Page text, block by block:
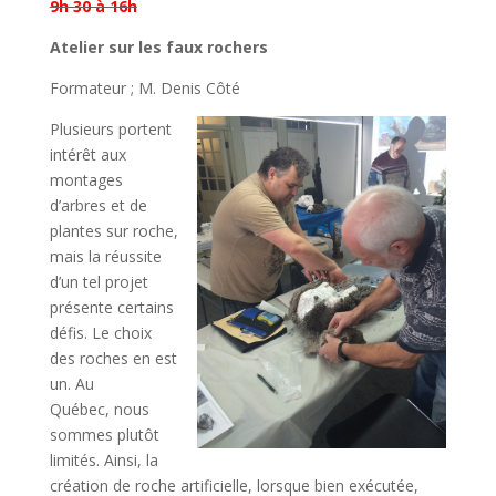
9h 30 à 16h
Atelier sur les faux rochers
Formateur ; M. Denis Côté
Plusieurs portent
intérêt aux
montages
d’arbres et de
plantes sur roche,
mais la réussite
d’un tel projet
présente certains
défis. Le choix
des roches en est
un. Au
Québec, nous
sommes plutôt
limités. Ainsi, la
création de roche artificielle, lorsque bien exécutée,